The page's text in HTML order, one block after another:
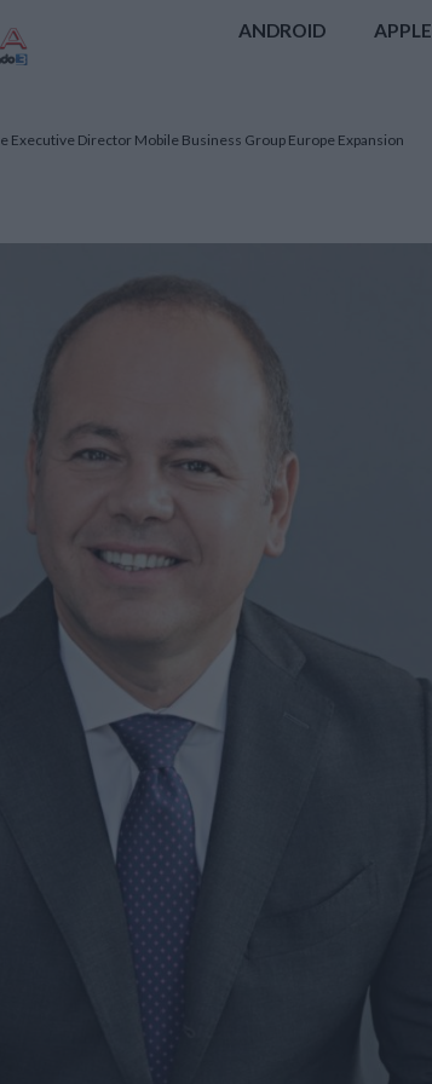
ANDROID APPLE
Executive Director Mobile Business Group Europe Expansion